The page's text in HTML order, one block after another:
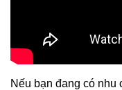
Nếu bạn đang có nhu